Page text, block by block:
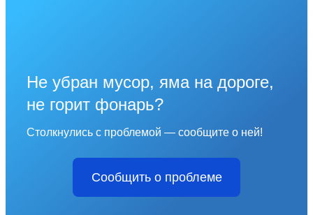
Не убран мусор, яма на дороге,
не горит фонарь?
Столкнулись с проблемой — сообщите о ней!
Сообщить о проблеме